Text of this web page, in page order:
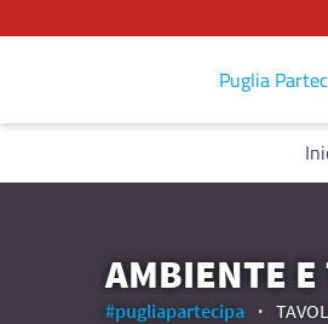
Puglia
AMBIENTE
#pugliapartecipa